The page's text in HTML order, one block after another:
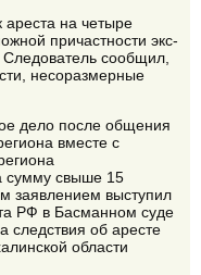
на четыре
причастности экс-
сообщил,
несоразмерные
дело после общения
вместе с
сумму свыше 15
заявлением выступил
РФ в Басманном суде
следствия об аресте
области